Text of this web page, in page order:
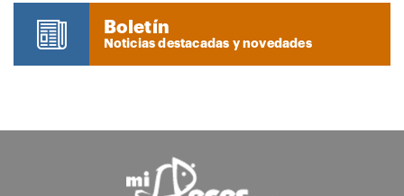
Boletín
Noticias destacadas y novedades